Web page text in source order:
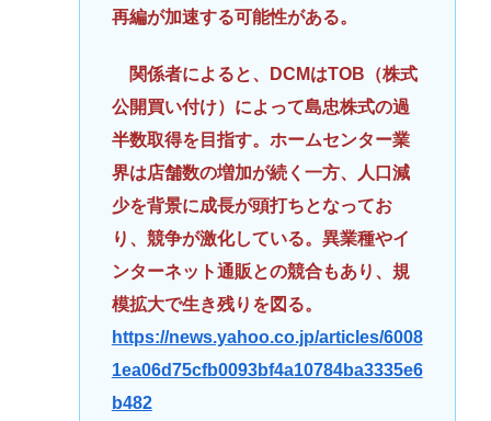
再編が加速する可能性がある。
関係者によると、DCMはTOB（株式
公開買い付け）によって島忠株式の過
半数取得を目指す。ホームセンター業
界は店舗数の増加が続く一方、人口減
少を背景に成長が頭打ちとなってお
り、競争が激化している。異業種やイ
ンターネット通販との競合もあり、規
模拡大で生き残りを図る。
https://news.yahoo.co.jp/articles/6008
1ea06d75cfb0093bf4a10784ba3335e6
b482